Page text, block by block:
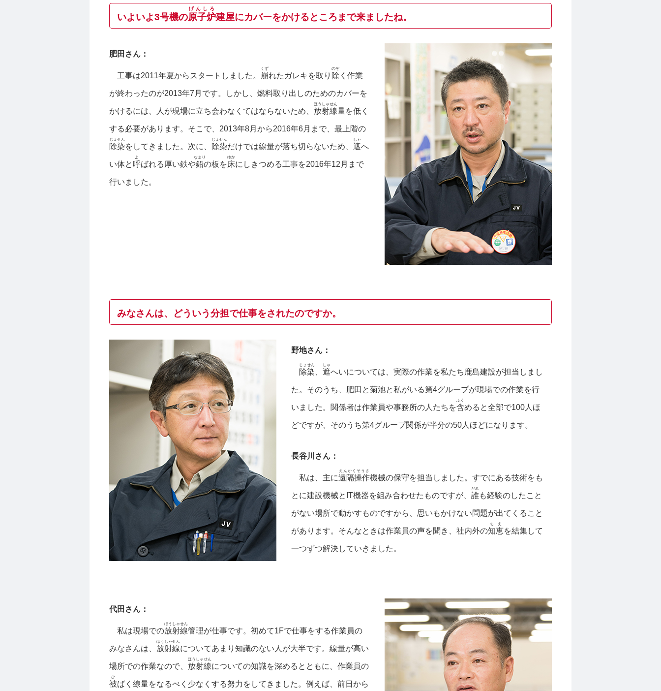
いよいよ3号機の原子炉
げんしろ
建屋にカバーをかけるところまで来ましたね。
肥田さん：
工事は2011年夏からスタートしました。 崩
くず
れたガレキを取り 除
のぞ
く作業
が終わったのが2013年7月です。しかし、燃料取り出しのためのカバーを
かけるには、人が現場に立ち会わなくてはならないため、 放射線
ほうしゃせん
量を低く
する必要があります。そこで、2013年8月から2016年6月まで、最上階の
除染
じょせん
をしてきました。次に、 除染
じょせん
だけでは線量が落ち切らないため、 遮
しゃ
へ
い体と呼
よ
ばれる厚い鉄や鉛
なまり
の板を床
ゆか
にしきつめる工事を2016年12月まで
行いました。
みなさんは、どういう分担で仕事をされたのですか。
野地さん：
除染
じょせん
遮
しゃ
へいについては、実際の作業を私たち鹿島建設が担当しまし
た。そのうち、肥田と菊池と私がいる第4グループが現場での作業を行
いました。関係者は作業員や事務所の人たちを含
ふく
めると全部で100人ほ
どですが、そのうち第4グループ関係が半分の50人ほどになります。
長谷川さん：
私は、主に遠隔操作
えんかくそうさ
機械の保守を担当しました。すでにある技術をも
とに建設機械とIT機器を組み合わせたものですが、 誰
だれ
も経験のしたこと
がない場所で動かすものですから、思いもかけない問題が出てくること
があります。そんなときは作業員の声を聞き、社内外の知恵
ちえ
を結集して
一つずつ解決していきました。
代田さん：
私は現場での放射線
ほうしゃせん
管理が仕事です。初めて1Fで仕事をする作業員の
みなさんは、 放射線
ほうしゃせん
についてあまり知識のない人が大半です。線量が高い
場所での作業なので、 放射線
ほうしゃせん
についての知識を深めるとともに、作業員の
被
ひ
ばく線量をなるべく少なくする努力をしてきました。例えば、前日から